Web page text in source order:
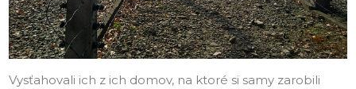
Vysťahovali ich z ich domov, na ktoré si samy zarobili